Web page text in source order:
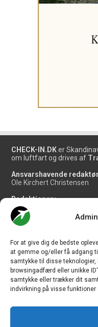
For at give dig de bedste
at gemme og/eller få adgang
samtykke til disse
browsingadfærd eller unikke
samtykke eller trækker dit
indvirkning på visse funktioner
CHECK-IN.DK er
om luftfart og drives af
Ansvarshavende
Ole Kirchert Christensen
Redaktionen:
Christian Granhøj Skouboe
Henrik Baumgarten
Danny Longhi Andreasen
Salg og jobannoncer:
Vi tager ansvar for